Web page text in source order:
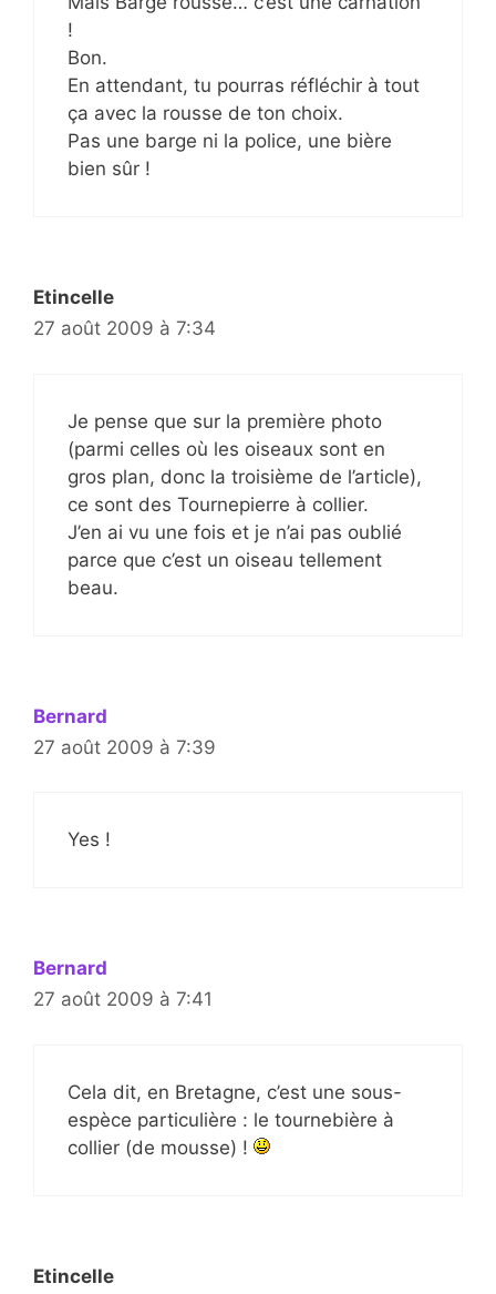
!
Bon.
En attendant, tu pourras réfléchir à tout
ça avec la rousse de ton choix.
Pas une barge ni la police, une bière
bien sûr !
Etincelle
27 août 2009 à 7:34
Je pense que sur la première photo
(parmi celles où les oiseaux sont en
gros plan, donc la troisième de l’article),
ce sont des Tournepierre à collier.
J’en ai vu une fois et je n’ai pas oublié
parce que c’est un oiseau tellement
beau.
Bernard
27 août 2009 à 7:39
Yes !
Bernard
27 août 2009 à 7:41
Cela dit, en Bretagne, c’est une sous-
espèce particulière : le tournebière à
collier (de mousse) !
Etincelle